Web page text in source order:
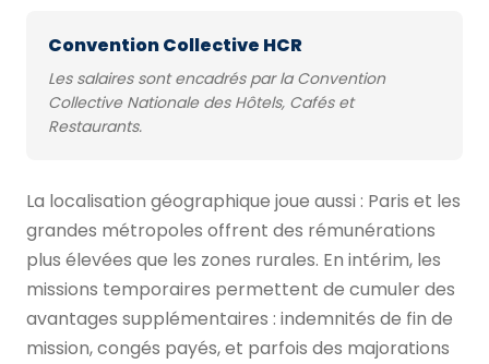
Convention Collective HCR
Les salaires sont encadrés par la Convention
Collective Nationale des Hôtels, Cafés et
Restaurants.
La localisation géographique joue aussi : Paris et les
grandes métropoles offrent des rémunérations
plus élevées que les zones rurales. En intérim, les
missions temporaires permettent de cumuler des
avantages supplémentaires : indemnités de fin de
mission, congés payés, et parfois des majorations